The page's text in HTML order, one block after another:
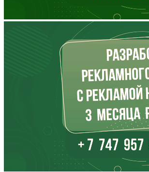
Ивановская область
Иркутская область
Кабардино-Балкария
Калининградская
Калмыкия
Калужская область
Камчатский край
Карачаево-Черкесия